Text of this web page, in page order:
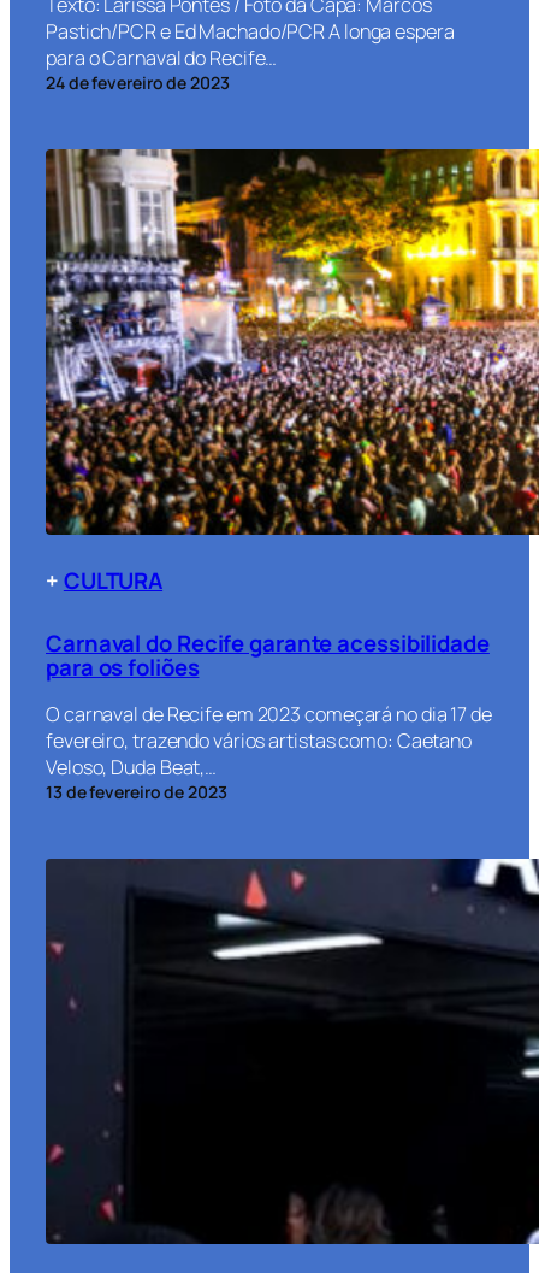
Pastich/PCR e Ed Machado/PCR A longa espera
para o Carnaval do Recife…
24 de fevereiro de 2023
+CULTURA
Carnaval do Recife garante acessibilidade
para os foliões
O carnaval de Recife em 2023 começará no dia 17 de
fevereiro, trazendo vários artistas como: Caetano
Veloso, Duda Beat,…
13 de fevereiro de 2023